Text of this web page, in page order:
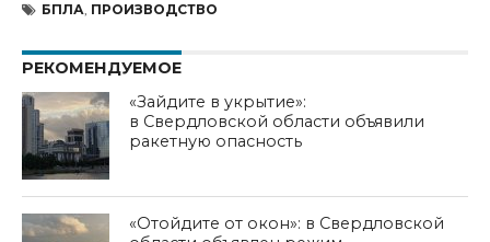
БПЛА, ПРОИЗВОДСТВО
РЕКОМЕНДУЕМОЕ
«Зайдите в укрытие»:
в Свердловской области объявили
ракетную опасность
«Отойдите от окон»: в Свердловской